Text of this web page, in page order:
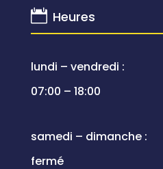
 Heures
lundi – vendredi :
07:00 – 18:00
samedi – dimanche :
fermé